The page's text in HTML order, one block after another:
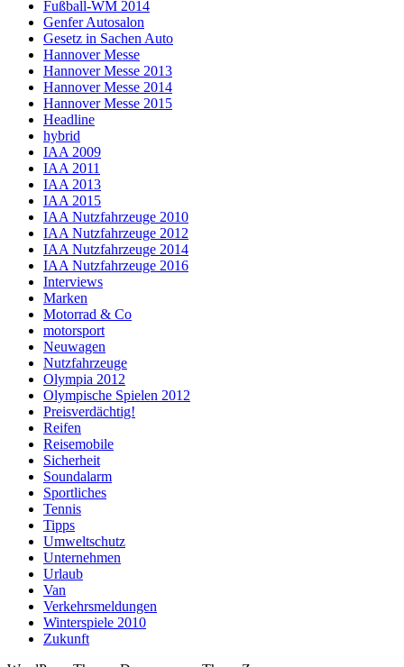
Fußball-WM 2014
Genfer Autosalon
Gesetz in Sachen Auto
Hannover Messe
Hannover Messe 2013
Hannover Messe 2014
Hannover Messe 2015
Headline
hybrid
IAA 2009
IAA 2011
IAA 2013
IAA 2015
IAA Nutzfahrzeuge 2010
IAA Nutzfahrzeuge 2012
IAA Nutzfahrzeuge 2014
IAA Nutzfahrzeuge 2016
Interviews
Marken
Motorrad & Co
motorsport
Neuwagen
Nutzfahrzeuge
Olympia 2012
Olympische Spielen 2012
Preisverdächtig!
Reifen
Reisemobile
Sicherheit
Soundalarm
Sportliches
Tennis
Tipps
Umweltschutz
Unternehmen
Urlaub
Van
Verkehrsmeldungen
Winterspiele 2010
Zukunft